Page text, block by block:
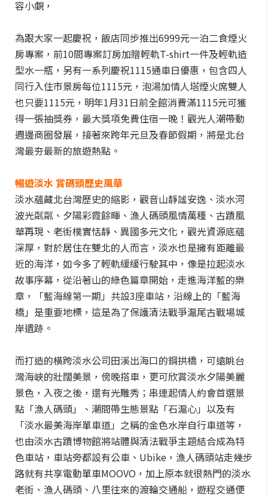
容小覷，
為跟大家一起慶祝，飯店同步推出6999元一泊二食煙火
房專案，前10間專案訂房加贈輕軌T-shirt一件及輕軌造
型水一瓶，另有一系列慶祝1115通車日優惠，包含四人
同行入住市景房每位1115元，泡湯加情人塔煙火席雙人
也只要1115元，明年1月31日前全館消費滿1115元可獲
得一張抽獎券，最大獎項免費住宿一晚！觀光人潮帶動
週邊商圈發展，接著來跨年元旦及春節假期，將是北台
灣最夯最新的旅遊熱點。
暢遊淡水 賞碼頭歷史風華
淡水蘊藏北台灣歷史的縮影，觀音山靜謐安逸、淡水河
波光粼粼、夕陽彩霞餘暉、漁人碼頭風情萬種、古蹟風
華再現、老街樸實恬靜、異國多元文化，觀光資源底蘊
深厚，對於居住在雙北的人而言，淡水也是擁有距離最
近的海洋，如今多了輕軌緩緩行駛其中，像是拉起淡水
故事序幕，從沿著山的綠色篇章開始，走進海洋藍的樂
章，「藍海線第一期」共設3座車站，沿線上的「藍海
橋」是重要地標，這是為了保護清法戰爭滬尾古戰場城
岸遺跡。
而打造的橫跨淡水公司田溪出海口的鋼拱橋，可遠眺台
灣海峽的壯闊美景，傍晚搭車，更可欣賞淡水夕陽美麗
景色，入夜之後，還有光雕秀；串連起情人約會首選景
點「漁人碼頭」、潮間帶生態景點「石滬心」以及有
「淡水最美海岸單車道」之稱的金色水岸自行車道等，
也由淡水古蹟博物館將站體與清法戰爭主題結合成為特
色車站，車站旁都設有公車、Ubike，漁人碼頭站走幾步
路就有共享電動單車MOOVO，加上原本就很熱門的淡水
老街、漁人碼頭、八里往來的渡輪交通船，遊程交通便